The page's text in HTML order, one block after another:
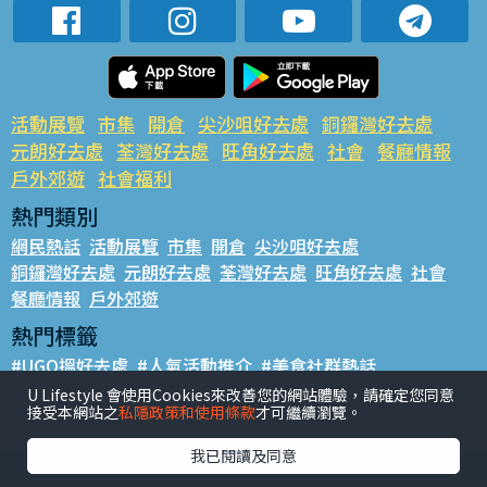
活動展覽 市集 開倉 尖沙咀好去處 銅鑼灣好去處
元朗好去處 荃灣好去處 旺角好去處 社會 餐廳情報
戶外郊遊 社會福利
熱門類別
網民熱話 活動展覽 市集 開倉 尖沙咀好去處
銅鑼灣好去處 元朗好去處 荃灣好去處 旺角好去處 社會
餐廳情報 戶外郊遊
熱門標籤
#UGO搵好去處 #人氣活動推介 #美食社群熱話
#親子玩樂好去處 #ULifestyle應用程式 #限時搶
#UJetso禮物放送 #ULifestyle商戶中心 #著數
香港經濟日報版權所有©2026
U Lifestyle 會使用Cookies來改善您的網站體驗，請確定您同意
接受本網站之私隱政策和使用條款才可繼續瀏覽。
我已閱讀及同意